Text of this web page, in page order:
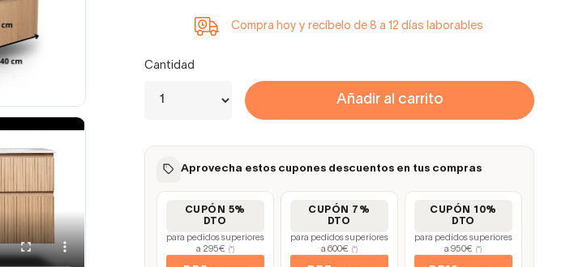
Compra hoy y recíbelo de 8 a 12 días laborables
Cantidad
Añadir al carrito
Aprovecha estos cupones descuentos en tus compras
CUPÓN 5%
DTO
para pedidos superiores
a 295€
(*)
CUPÓN 7%
DTO
para pedidos superiores
a 600€
(*)
CUPÓN 10%
DTO
para pedidos superiores
a 950€
(*)